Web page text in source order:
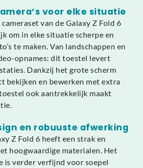
voor elke situatie
van de Galaxy Z Fold 6
om in elke situatie scherpe en
te maken. Van landschappen en
opnames: dit toestel levert
Dankzij het grote scherm
bekijken en bewerken met extra
ook aantrekkelijk maakt
en robuuste afwerking
Z Fold 6 heeft een strak en
hoogwaardige materialen. Het
is verder verfijnd voor soepel